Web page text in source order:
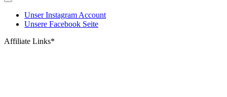
Unser Instagram Account
Unsere Facebook Seite
Affiliate Links*